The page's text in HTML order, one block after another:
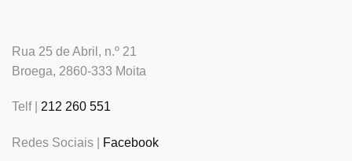
Rua 25 de Abril, n.º 21
Broega, 2860-333 Moita
Telf | 212 260 551
Redes Sociais | Facebook